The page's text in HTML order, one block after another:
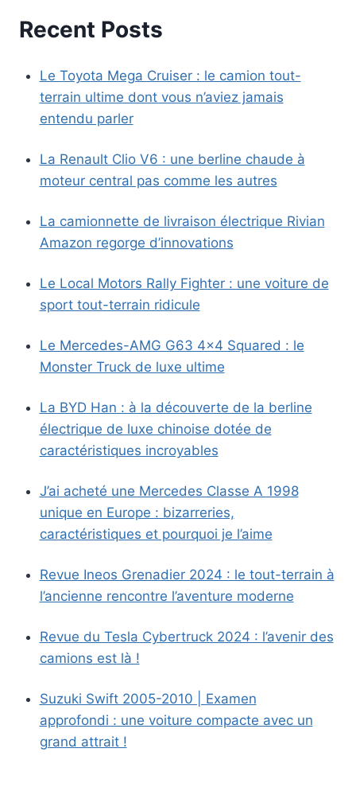
Recent Posts
Le Toyota Mega Cruiser : le camion tout-
terrain ultime dont vous n’aviez jamais
entendu parler
La Renault Clio V6 : une berline chaude à
moteur central pas comme les autres
La camionnette de livraison électrique Rivian
Amazon regorge d’innovations
Le Local Motors Rally Fighter : une voiture de
sport tout-terrain ridicule
Le Mercedes-AMG G63 4×4 Squared : le
Monster Truck de luxe ultime
La BYD Han : à la découverte de la berline
électrique de luxe chinoise dotée de
caractéristiques incroyables
J’ai acheté une Mercedes Classe A 1998
unique en Europe : bizarreries,
caractéristiques et pourquoi je l’aime
Revue Ineos Grenadier 2024 : le tout-terrain à
l’ancienne rencontre l’aventure moderne
Revue du Tesla Cybertruck 2024 : l’avenir des
camions est là !
Suzuki Swift 2005-2010 | Examen
approfondi : une voiture compacte avec un
grand attrait !